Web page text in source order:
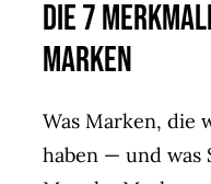
Die 7
Marken
Was Marken, die
haben — und was